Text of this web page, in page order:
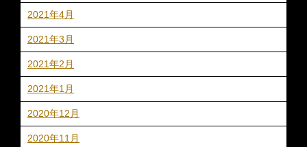
2021年4月
2021年3月
2021年2月
2021年1月
2020年12月
2020年11月